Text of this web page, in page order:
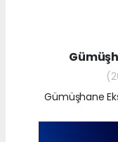
Gümüşhane